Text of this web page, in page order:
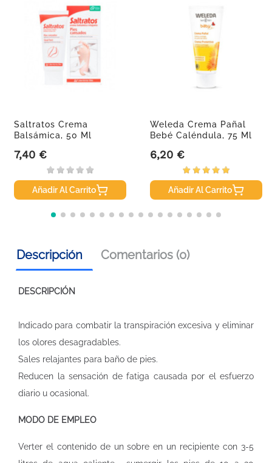
Saltratos Crema
Balsámica, 50 Ml
Precio
7,40 €
Añadir Al Carrito
Weleda Crema Pañal
Bebé Caléndula, 75 Ml
Precio
6,20 €
Añadir Al Carrito
Descripción Comentarios (0)
DESCRIPCIÓN
Indicado para combatir la transpiración excesiva y eliminar
los olores desagradables.
Sales relajantes para baño de pies.
Reducen la sensación de fatiga causada por el esfuerzo
diario u ocasional.
MODO DE EMPLEO
Verter el contenido de un sobre en un recipiente con 3-5